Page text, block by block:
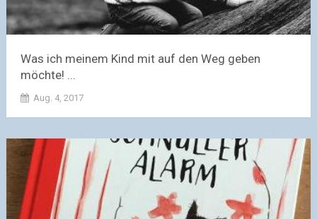
Was ich meinem Kind mit auf den Weg geben
möchte! ...
Aug. 4, 2017